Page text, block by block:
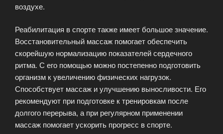
воздухе.
Реабилитация в спорте также имеет большое значение.
Восстановительный массаж помогает обеспечить
скорейшую нормализацию показателей сердечного
ритма. С его помощью можно постепенно подготовить
организм к увеличению физических нагрузок.
Способствует массаж и улучшению выносливости. Его
рекомендуют при подготовке к тренировкам после
долгого перерыва, а при регулярном применении
массаж помогает ускорить прогресс в спорте.